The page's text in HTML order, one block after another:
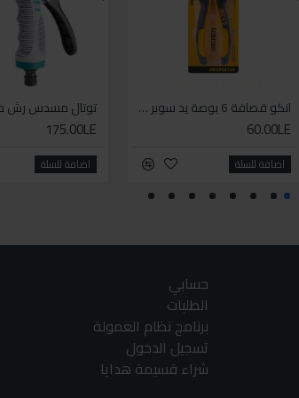
انكو قصافة 6 بوصة يد سوبر وان
60.00LE
اضافة للسلة
175.00LE
اضافة للسلة
حسابي
الطلبات
برنامج نظام العمولة
تسجيل الدخول
شراء قسيمة هدايا